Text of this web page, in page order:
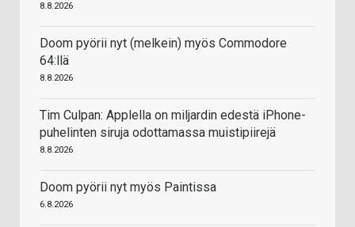
8.8.2026
Doom pyörii nyt (melkein) myös Commodore
64:llä
8.8.2026
Tim Culpan: Applella on miljardin edestä iPhone-
puhelinten siruja odottamassa muistipiirejä
8.8.2026
Doom pyörii nyt myös Paintissa
6.8.2026